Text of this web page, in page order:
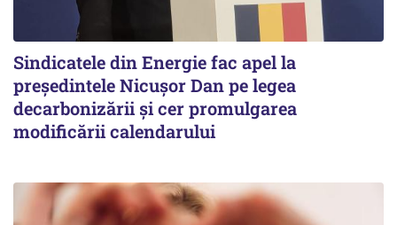
Sindicatele din Energie fac apel la
preşedintele Nicuşor Dan pe legea
decarbonizării şi cer promulgarea
modificării calendarului